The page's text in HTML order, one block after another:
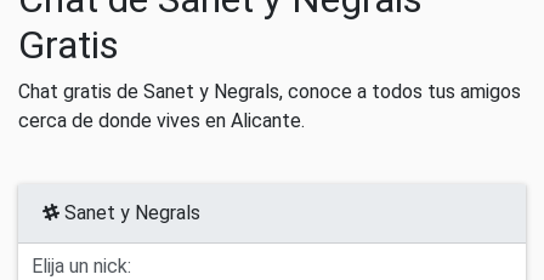
Gratis
Chat gratis de Sanet y Negrals, conoce a todos tus amigos
cerca de donde vives en Alicante.
Sanet y Negrals
Elija un nick: